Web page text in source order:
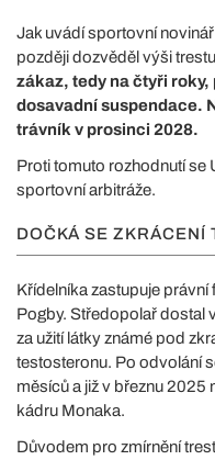
Jak uvádí sportovní
později dozvěděl výši
zákaz, tedy na čtyři
dosavadní suspendace.
trávník v prosinci 2028.
Proti tomuto rozhodnutí se
sportovní arbitráže.
DOČKÁ SE ZKRÁCENÍ
Křídelníka zastupuje právní
Pogby. Středopolař dostal
za užití látky známé pod
testosteronu. Po odvolání
měsíců a již v březnu 2025
kádru Monaka.
Důvodem pro zmírnění